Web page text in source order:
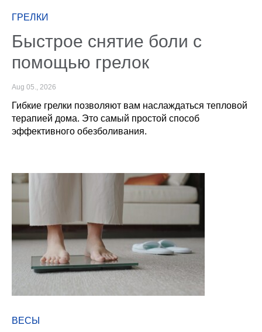
ГРЕЛКИ
Быстрое снятие боли с
помощью грелок
Aug 05., 2026
Гибкие грелки позволяют вам наслаждаться тепловой
терапией дома. Это самый простой способ
эффективного обезболивания.
ВЕСЫ